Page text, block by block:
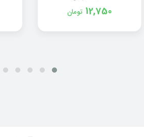
12,750 تومان